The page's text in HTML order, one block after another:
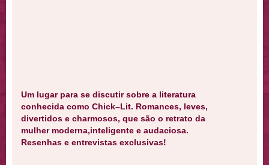
Um lugar para se discutir sobre a literatura
conhecida como Chick–Lit. Romances, leves,
divertidos e charmosos, que são o retrato da
mulher moderna,inteligente e audaciosa.
Resenhas e entrevistas exclusivas!